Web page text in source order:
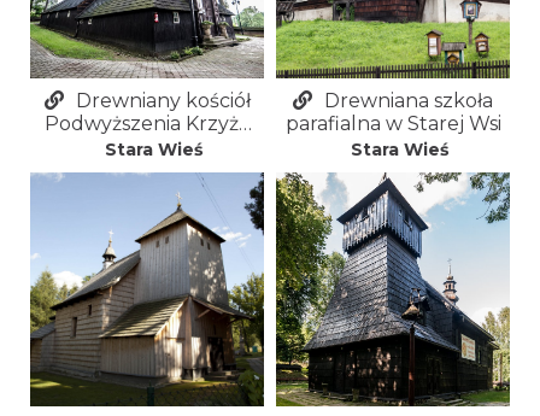
Drewniany kościół
Podwyższenia Krzyża
Świętego w Starej Wsi
Stara Wieś
Drewniana szkoła
parafialna w Starej Wsi
Stara Wieś